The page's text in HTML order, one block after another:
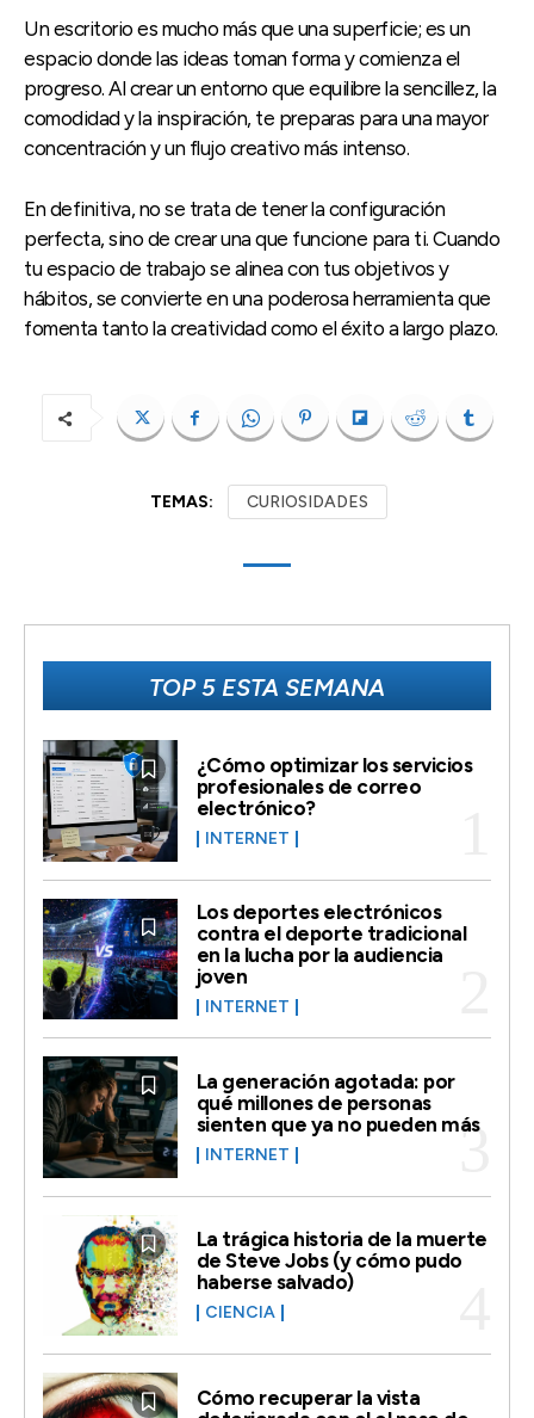
Un escritorio es mucho más que una superficie; es un
espacio donde las ideas toman forma y comienza el
progreso. Al crear un entorno que equilibre la sencillez, la
comodidad y la inspiración, te preparas para una mayor
concentración y un flujo creativo más intenso.
En definitiva, no se trata de tener la configuración
perfecta, sino de crear una que funcione para ti. Cuando
tu espacio de trabajo se alinea con tus objetivos y
hábitos, se convierte en una poderosa herramienta que
fomenta tanto la creatividad como el éxito a largo plazo.
TEMAS: CURIOSIDADES
TOP 5 ESTA SEMANA
¿Cómo optimizar los servicios
profesionales de correo
electrónico?
INTERNET
Los deportes electrónicos
contra el deporte tradicional
en la lucha por la audiencia
joven
INTERNET
La generación agotada: por
qué millones de personas
sienten que ya no pueden más
INTERNET
La trágica historia de la muerte
de Steve Jobs (y cómo pudo
haberse salvado)
CIENCIA
Cómo recuperar la vista